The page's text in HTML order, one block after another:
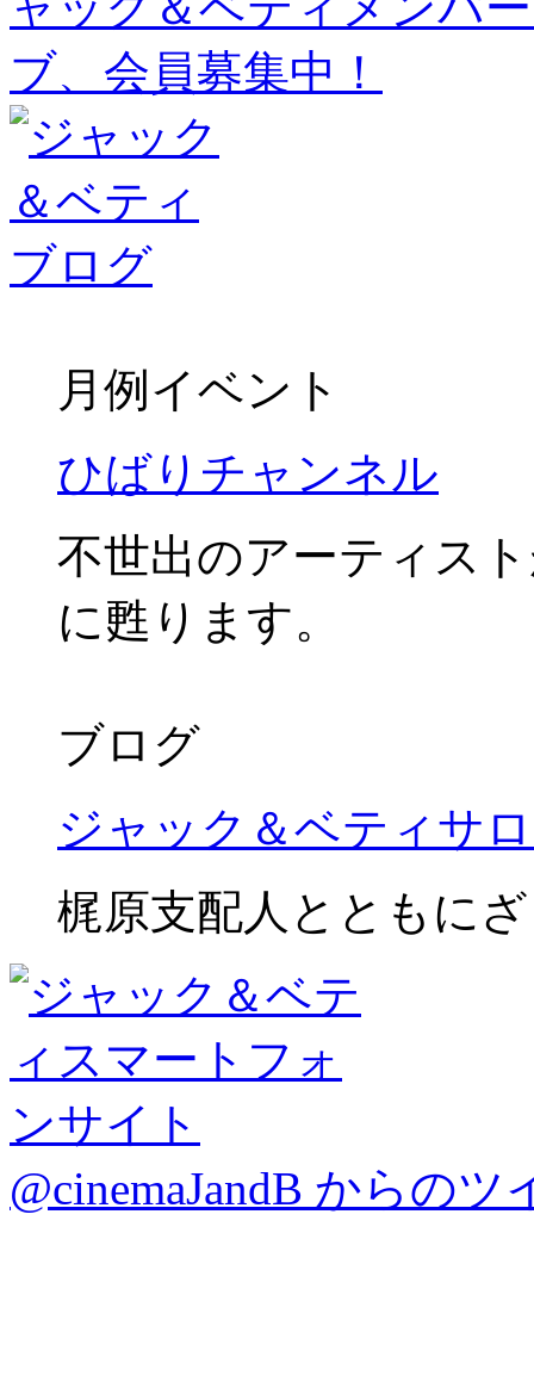
月例イベント
ひばりチャンネル
不世出のアーティス
に甦ります。
ブログ
ジャック＆ベティサ
梶原支配人とともに
@cinemaJandB からのツ